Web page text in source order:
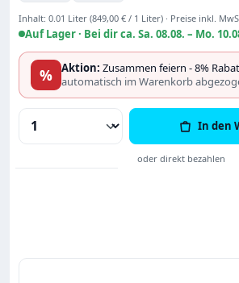
Inhalt: 0.01 Liter (849,00 € / 1 Liter) · Preise inkl.
Auf Lager · Bei dir ca. Sa. 08.08. – Mo.
% Aktion: Zusammen feiern - 8%
automatisch im Warenkorb
Produkt Anzahl: Gib den
In den